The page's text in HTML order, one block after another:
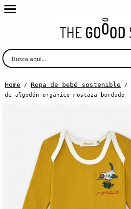
Home / Ropa de bebé sostenible /
de algodón orgánico mostaza bordado